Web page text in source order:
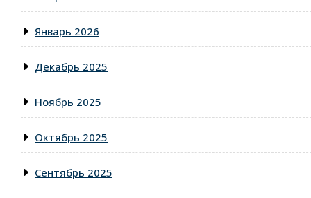
Январь 2026
Декабрь 2025
Ноябрь 2025
Октябрь 2025
Сентябрь 2025